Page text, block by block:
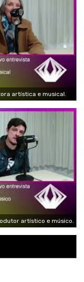
artística e musical.
artístico e músico.